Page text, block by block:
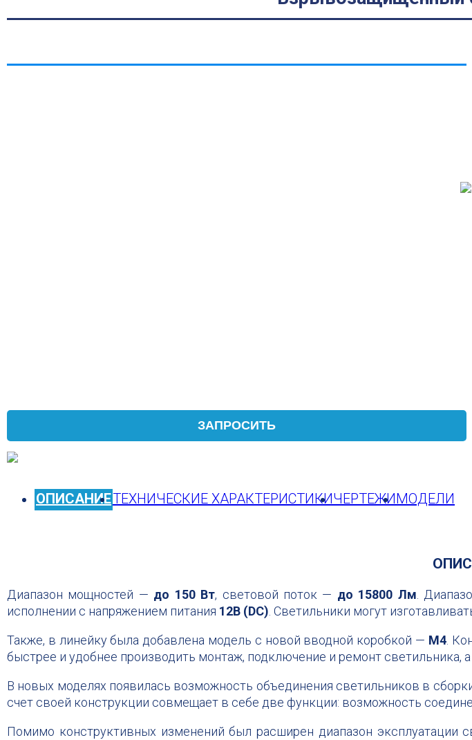
ЗАПРОСИТЬ
ОПИСАНИЕТЕХНИЧЕСКИЕ ХАРАКТЕРИСТИКИЧЕРТЕЖИМОДЕЛИ
Диапазон мощностей — до 150 Вт, световой поток — до 15800 Лм.
исполнении с напряжением питания 12В (DC). Светильники могут
Также, в линейку была добавлена модель с новой вводной коробкой — М4.
быстрее и удобнее производить монтаж, подключение и ремонт светильника,
В новых моделях появилась возможность объединения светильников в
счет своей конструкции совмещает в себе две функции: возможность
Помимо конструктивных изменений был расширен диапазон эксплуатации